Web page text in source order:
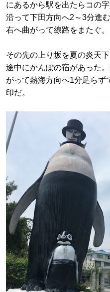
にあるから駅を出たらコの
沿って下田方向へ2～3分進
右へ曲がって線路をまたぐ。
その先の上り坂を夏の炎天
途中にかんぽの宿があった
がって熱海方向へ1分足らず
印だ。